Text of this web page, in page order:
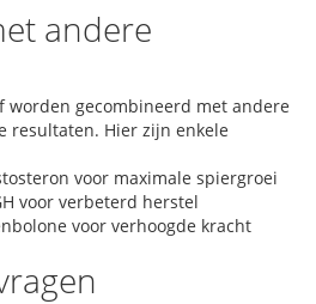
andere
worden gecombineerd met andere
resultaten. Hier zijn enkele
voor maximale spiergroei
voor verbeterd herstel
voor verhoogde kracht